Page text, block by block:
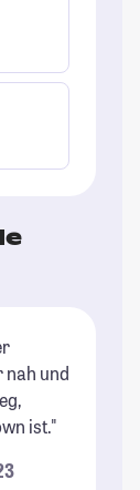
nah und
ist."